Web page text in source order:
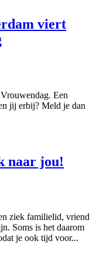
viert
Een
jij erbij? Meld je dan
naar jou!
ziek familielid, vriend
Soms is het daarom
je ook tijd voor...